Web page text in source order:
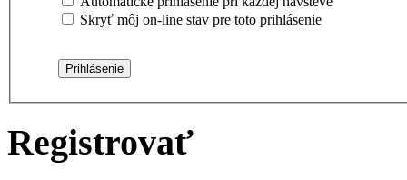
Skryť môj on-line stav pre toto prihlásenie
Registrovať